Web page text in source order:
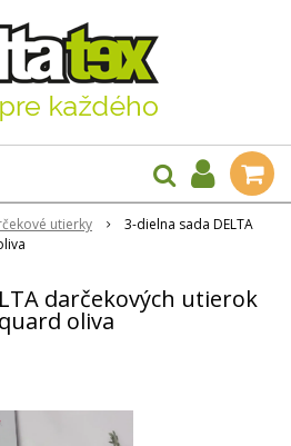
utierky
3-dielna sada DELTA
darčekových utierok
oliva